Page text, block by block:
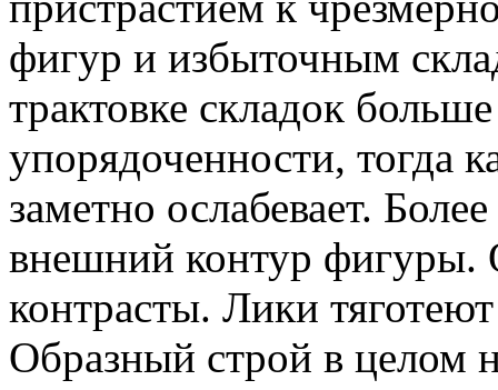
фигур и избыточным
трактовке складок
упорядоченности, тогда
заметно ослабевает.
внешний контур фигуры.
контрасты. Лики
Образный строй в целом